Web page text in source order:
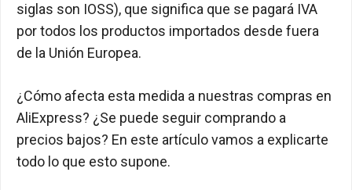
siglas son IOSS), que significa que se pagará IVA
por todos los productos importados desde fuera
de la Unión Europea.
¿Cómo afecta esta medida a nuestras compras en
AliExpress? ¿Se puede seguir comprando a
precios bajos? En este artículo vamos a explicarte
todo lo que esto supone.